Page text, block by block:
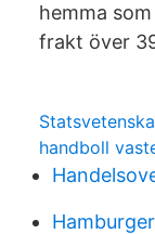
hemma
frakt över
handboll